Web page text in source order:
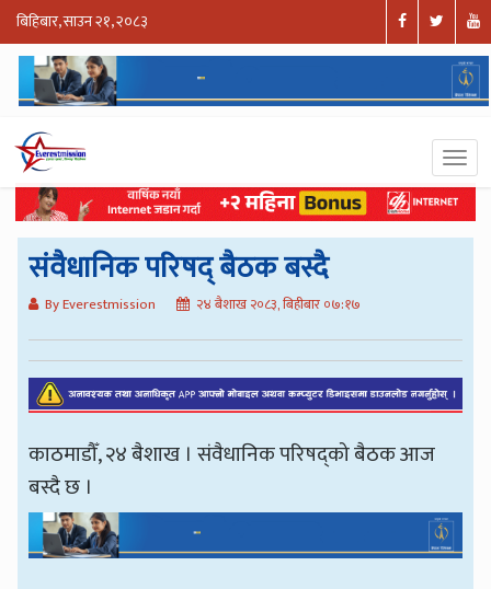
बिहिबार, साउन २१, २०८३
संवैधानिक परिषद् बैठक बस्दै
By Everestmission २४ बैशाख २०८३, बिहीबार ०७:१७
काठमाडौँ, २४ बैशाख । संवैधानिक परिषद्को बैठक आज
बस्दै छ ।